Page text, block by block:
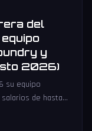
del
y
2026)
su equipo
de hasta